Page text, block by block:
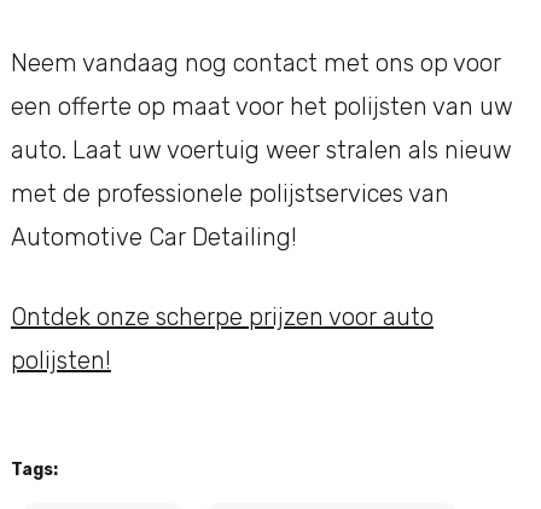
Neem vandaag nog contact met ons op voor
een offerte op maat voor het polijsten van uw
auto. Laat uw voertuig weer stralen als nieuw
met de professionele polijstservices van
Automotive Car Detailing!
Ontdek onze scherpe prijzen voor auto
polijsten!
Tags: